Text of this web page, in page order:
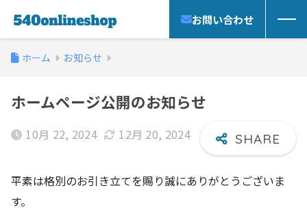
お問い合わせ
ホーム お知らせ
ホームページ公開のお知らせ
10月 22, 2024 12月 20, 2024
平素は格別のお引き立てを賜り誠にありがとうございま
す。